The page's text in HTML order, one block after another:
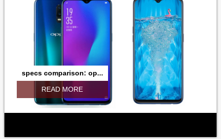
specs comparison: op...
READ MORE